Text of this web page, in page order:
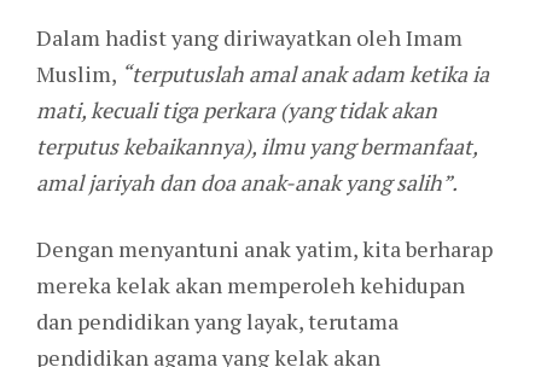
Dalam hadist yang diriwayatkan oleh Imam
Muslim, “terputuslah amal anak adam ketika ia
mati, kecuali tiga perkara (yang tidak akan
terputus kebaikannya), ilmu yang bermanfaat,
amal jariyah dan doa anak-anak yang salih”.
Dengan menyantuni anak yatim, kita berharap
mereka kelak akan memperoleh kehidupan
dan pendidikan yang layak, terutama
pendidikan agama yang kelak akan